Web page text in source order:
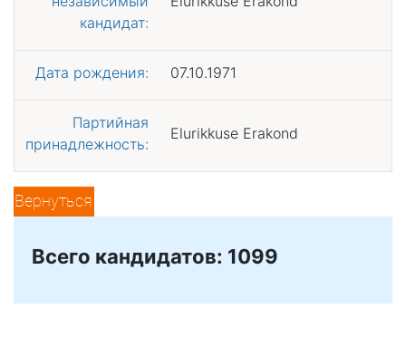
кандидат:
Дата рождения: 07.10.1971
Партийная
принадлежность:
Elurikkuse Erakond
Вернуться
Всего кандидатов: 1099